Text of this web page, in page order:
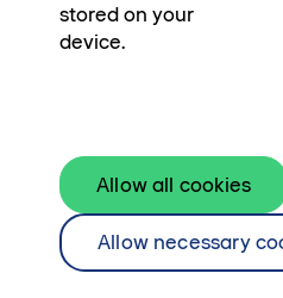
Skanska Fastigheter
och förvaltar
arbetsplatser.
stored on your
device.
Allow necessary
Allow all cookies